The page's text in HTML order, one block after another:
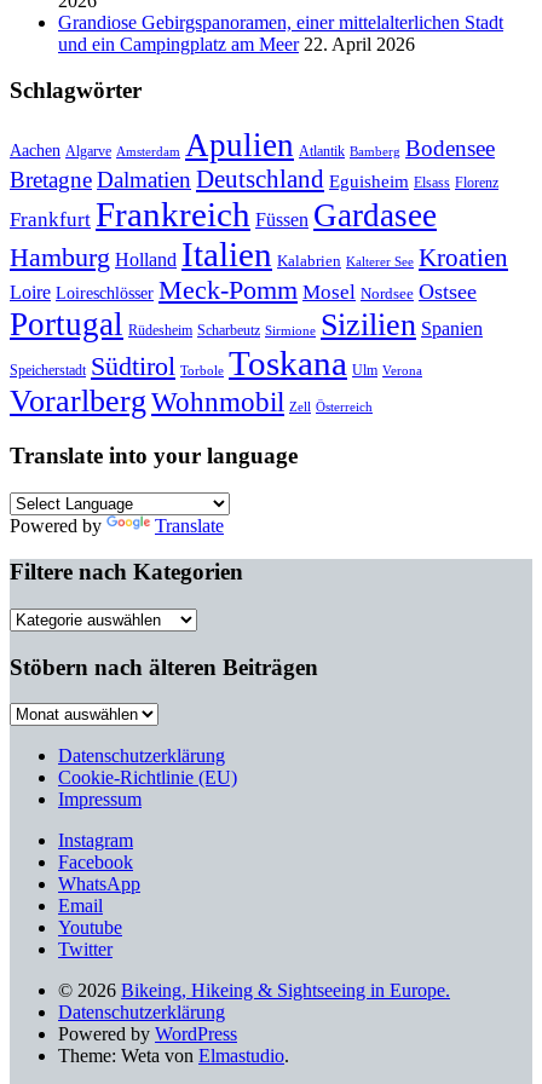
Grandiose Gebirgspanoramen, einer mittelalterlichen Stadt
und ein Campingplatz am Meer 22. April 2026
Schlagwörter
Aachen Algarve Amsterdam Apulien Atlantik Bamberg Bodensee
BretagneDalmatien Deutschland Eguisheim Elsass Florenz
Frankfurt Frankreich Füssen Gardasee
Hamburg Holland Italien Kalabrien Kalterer See Kroatien
Loire Loireschlösser Meck-Pomm Mosel Nordsee Ostsee
Portugal Rüdesheim Scharbeutz Sirmione Sizilien Spanien
Speicherstadt Südtirol Torbole Toskana Ulm Verona
VorarlbergWohnmobil Zell Österreich
Translate into your language
Powered by Translate
Filtere nach Kategorien
Filtere
Kategorien
Stöbern nach älteren Beiträgen
Stöbern
älteren
Beiträgen
Datenschutzerklärung
Cookie-Richtlinie (EU)
Impressum
Instagram
Facebook
WhatsApp
Email
Youtube
Twitter
© 2026 Bikeing, Hikeing & Sightseeing in Europe.
Datenschutzerklärung
Powered by WordPress
Theme: Weta von Elmastudio.